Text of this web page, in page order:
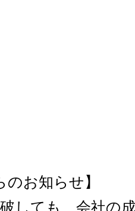
のお知らせ】
しても、会社の